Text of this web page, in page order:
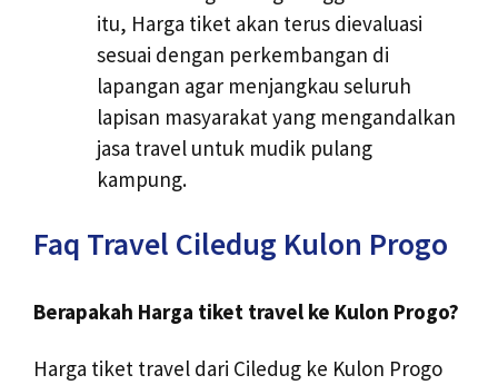
itu, Harga tiket akan terus dievaluasi
sesuai dengan perkembangan di
lapangan agar menjangkau seluruh
lapisan masyarakat yang mengandalkan
jasa travel untuk mudik pulang
kampung.
Faq Travel Ciledug Kulon Progo
Berapakah Harga tiket travel ke Kulon Progo?
Harga tiket travel dari Ciledug ke Kulon Progo